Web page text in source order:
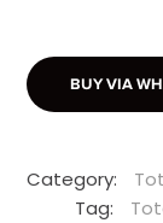
BUY VIA
Category:
Tag: